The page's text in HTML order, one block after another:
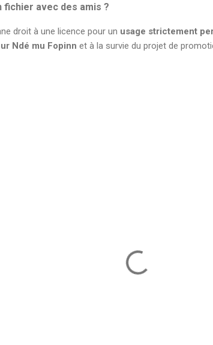
fichier avec des amis ?
droit à une licence pour un usage strictement
Ndé mu Fopinn et à la survie du projet de